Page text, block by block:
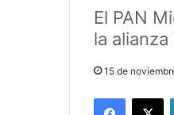
El PAN
la
15 de
Facebook
X